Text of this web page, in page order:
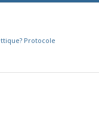
Protocole